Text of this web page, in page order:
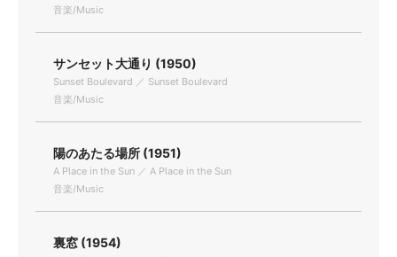
音楽/Music
サンセット大通り (1950)
Sunset Boulevard ／ Sunset Boulevard
音楽/Music
陽のあたる場所 (1951)
A Place in the Sun ／ A Place in the Sun
音楽/Music
裏窓 (1954)